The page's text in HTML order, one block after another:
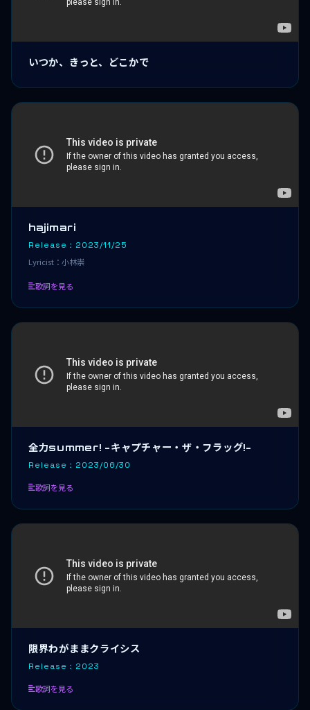
いつか、きっと、どこかで
hajimari
Release：2023/11/25
Lyricist：小林崇
歌詞を見る
全力summer! -キャプチャー・ザ・フラッグ!-
Release：2023/06/30
歌詞を見る
限界わがままクライシス
Release：2023
歌詞を見る